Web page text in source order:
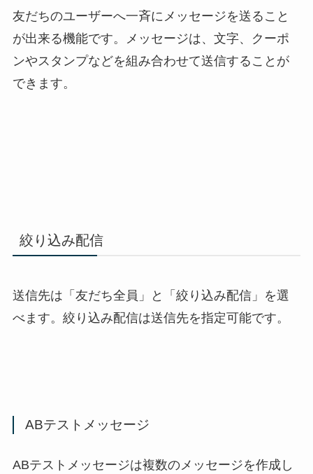
友だちのユーザーへ一斉にメッセージを送ること
が出来る機能です。メッセージは、文字、クーポ
ンやスタンプなどを組み合わせて送信することが
できます。
絞り込み配信
送信先は「友だち全員」と「絞り込み配信」を選
べます。絞り込み配信は送信先を指定可能です。
ABテストメッセージ
ABテストメッセージは複数のメッセージを作成し